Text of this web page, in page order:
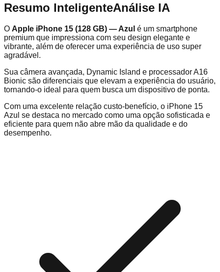
Resumo InteligenteAnálise IA
O Apple iPhone 15 (128 GB) — Azul é um smartphone
premium que impressiona com seu design elegante e
vibrante, além de oferecer uma experiência de uso super
agradável.
Sua câmera avançada, Dynamic Island e processador A16
Bionic são diferenciais que elevam a experiência do usuário,
tornando-o ideal para quem busca um dispositivo de ponta.
Com uma excelente relação custo-benefício, o iPhone 15
Azul se destaca no mercado como uma opção sofisticada e
eficiente para quem não abre mão da qualidade e do
desempenho.